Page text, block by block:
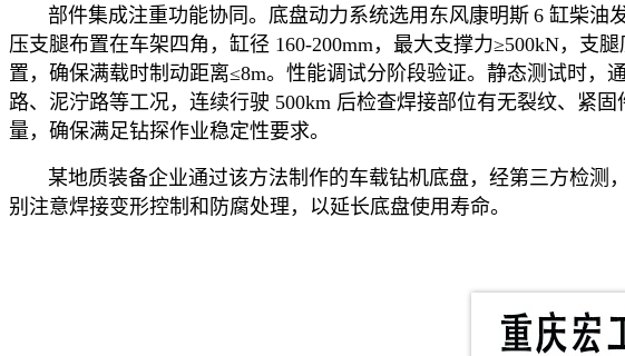
部件集成注重功能协同。底盘动力系统选用东风康明斯 6 缸柴油
压支腿布置在车架四角，缸径 160-200mm ，最大支撑力≥500kN，支
置，确保满载时制动距离≤8m。性能调试分阶段验证。静态测试时，
路、泥泞路等工况，连续行驶 500km 后检查焊接部位有无裂纹、紧
量，确保满足钻探作业稳定性要求。
某地质装备企业通过该方法制作的车载钻机底盘，经第三方检测
别注意焊接变形控制和防腐处理，以延长底盘使用寿命。